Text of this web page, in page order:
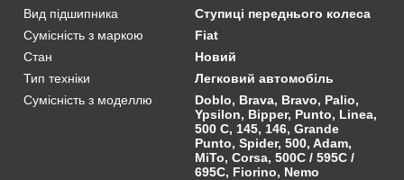
Вид підшипника
Ступиці переднього колеса
Сумісність з маркою
Fiat
Стан
Новий
Тип техніки
Легковий автомобіль
Сумісність з моделлю
Doblo, Brava, Bravo, Palio,
Ypsilon, Bipper, Punto, Linea,
500 C, 145, 146, Grande
Punto, Spider, 500, Adam,
MiTo, Corsa, 500C / 595C /
695C, Fiorino, Nemo